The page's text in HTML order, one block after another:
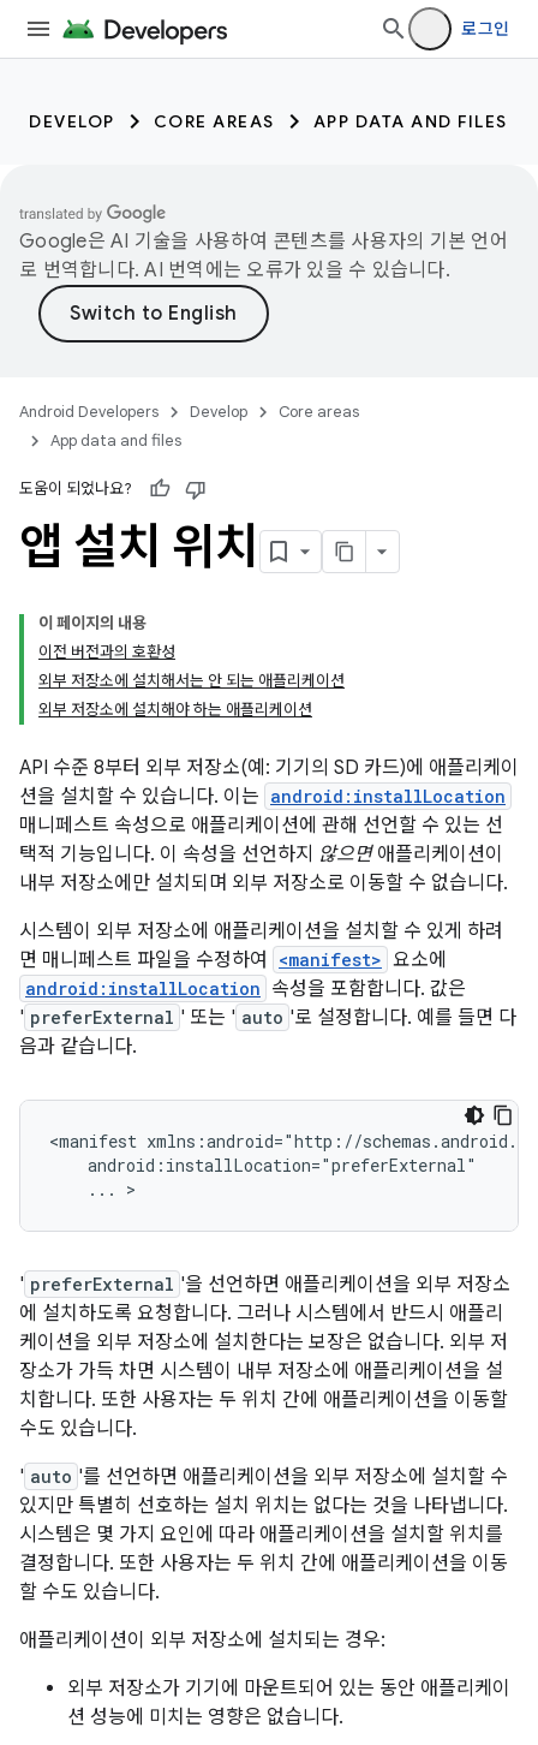
로그인
DEVELOP CORE AREAS APP DATA AND FILES
Google은 AI 기술을 사용하여 콘텐츠를 사용자의 기본 언어
로 번역합니다. AI 번역에는 오류가 있을 수 있습니다.
Android Developers Develop
Core areas
App data and files
도움이 되었나요?
앱 설치 위치
이 페이지의 내용
이전 버전과의 호환성
외부 저장소에 설치해서는 안 되는 애플리케이션
외부 저장소에 설치해야 하는 애플리케이션
API 수준 8부터 외부 저장소(예: 기기의 SD 카드)에 애플리케이
션을 설치할 수 있습니다. 이는 android:installLocation
매니페스트 속성으로 애플리케이션에 관해 선언할 수 있는 선
택적 기능입니다. 이 속성을 선언하지 않으면애플리케이션이
내부 저장소에만 설치되며 외부 저장소로 이동할 수 없습니다.
시스템이 외부 저장소에 애플리케이션을 설치할 수 있게 하려
면 매니페스트 파일을 수정하여
<manifest> 요소에
android:installLocation 속성을 포함합니다. 값은
' preferExternal ' 또는 ' auto '로 설정합니다. 예를 들면 다
음과 같습니다.
<manifest
...
>
' preferExternal '을 선언하면 애플리케이션을 외부 저장소
에 설치하도록 요청합니다. 그러나 시스템에서 반드시 애플리
케이션을 외부 저장소에 설치한다는 보장은 없습니다. 외부 저
장소가 가득 차면 시스템이 내부 저장소에 애플리케이션을 설
치합니다. 또한 사용자는 두 위치 간에 애플리케이션을 이동할
수도 있습니다.
' auto '를 선언하면 애플리케이션을 외부 저장소에 설치할 수
있지만 특별히 선호하는 설치 위치는 없다는 것을 나타냅니다.
시스템은 몇 가지 요인에 따라 애플리케이션을 설치할 위치를
결정합니다. 또한 사용자는 두 위치 간에 애플리케이션을 이동
할 수도 있습니다.
애플리케이션이 외부 저장소에 설치되는 경우:
외부 저장소가 기기에 마운트되어 있는 동안 애플리케이
션 성능에 미치는 영향은 없습니다.